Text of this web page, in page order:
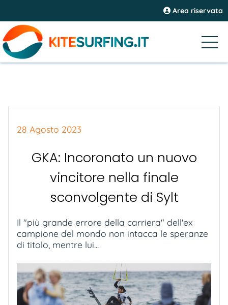
Area riservata
28 Agosto 2023
GKA: Incoronato un nuovo
vincitore nella finale
sconvolgente di Sylt
Il "più grande errore della carriera" dell'ex
campione del mondo non intacca le speranze
di titolo, mentre lui...